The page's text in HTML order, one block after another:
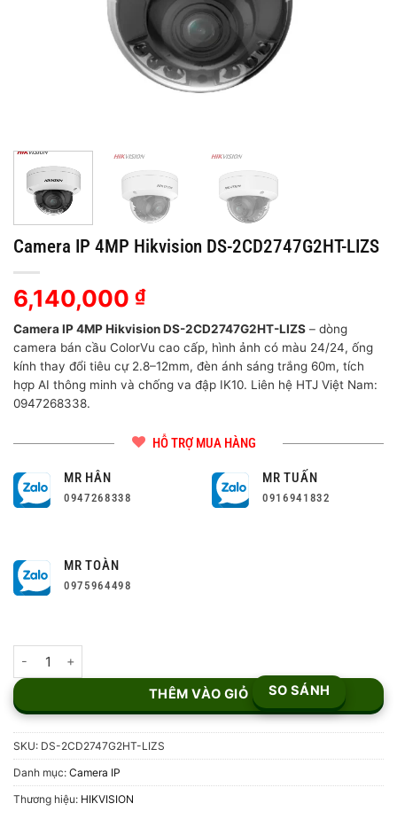
Camera IP 4MP Hikvision DS-2CD2747G2HT-LIZS
6,140,000 ₫
Camera IP 4MP Hikvision DS-2CD2747G2HT-LIZS – dòng
camera bán cầu ColorVu cao cấp, hình ảnh có màu 24/24, ống
kính thay đổi tiêu cự 2.8–12mm, đèn ánh sáng trắng 60m, tích
hợp AI thông minh và chống va đập IK10. Liên hệ HTJ Việt Nam:
0947268338.
HỖ TRỢ MUA HÀNG
MR HÂN
0947268338
MR TUẤN
0916941832
MR TOÀN
0975964498
THÊM VÀO GIỎ SO SÁNH
SKU: DS-2CD2747G2HT-LIZS
Danh mục: Camera IP
Thương hiệu: HIKVISION